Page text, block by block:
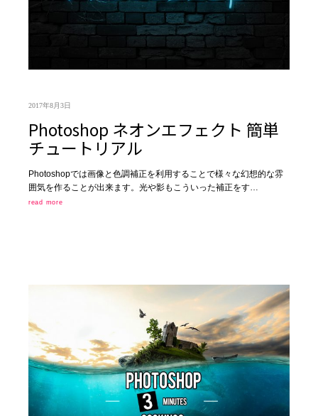
2017年8月3日
Photoshop ネオンエフェクト 簡単
チュートリアル
Photoshopでは画像と色調補正を利用することで様々な幻想的な雰
囲気を作ることが出来ます。光や影もこういった補正をす…
read more